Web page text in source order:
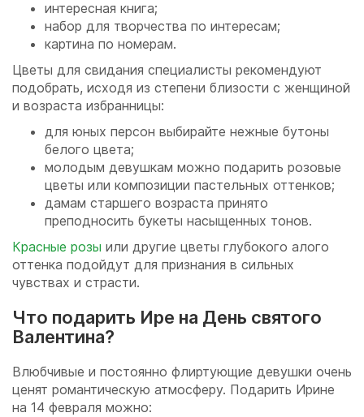
интересная книга;
набор для творчества по интересам;
картина по номерам.
Цветы для свидания специалисты рекомендуют
подобрать, исходя из степени близости с женщиной
и возраста избранницы:
для юных персон выбирайте нежные бутоны
белого цвета;
молодым девушкам можно подарить розовые
цветы или композиции пастельных оттенков;
дамам старшего возраста принято
преподносить букеты насыщенных тонов.
Красные розы или другие цветы глубокого алого
оттенка подойдут для признания в сильных
чувствах и страсти.
Что подарить Ире на День святого
Валентина?
Влюбчивые и постоянно флиртующие девушки очень
ценят романтическую атмосферу. Подарить Ирине
на 14 февраля можно: